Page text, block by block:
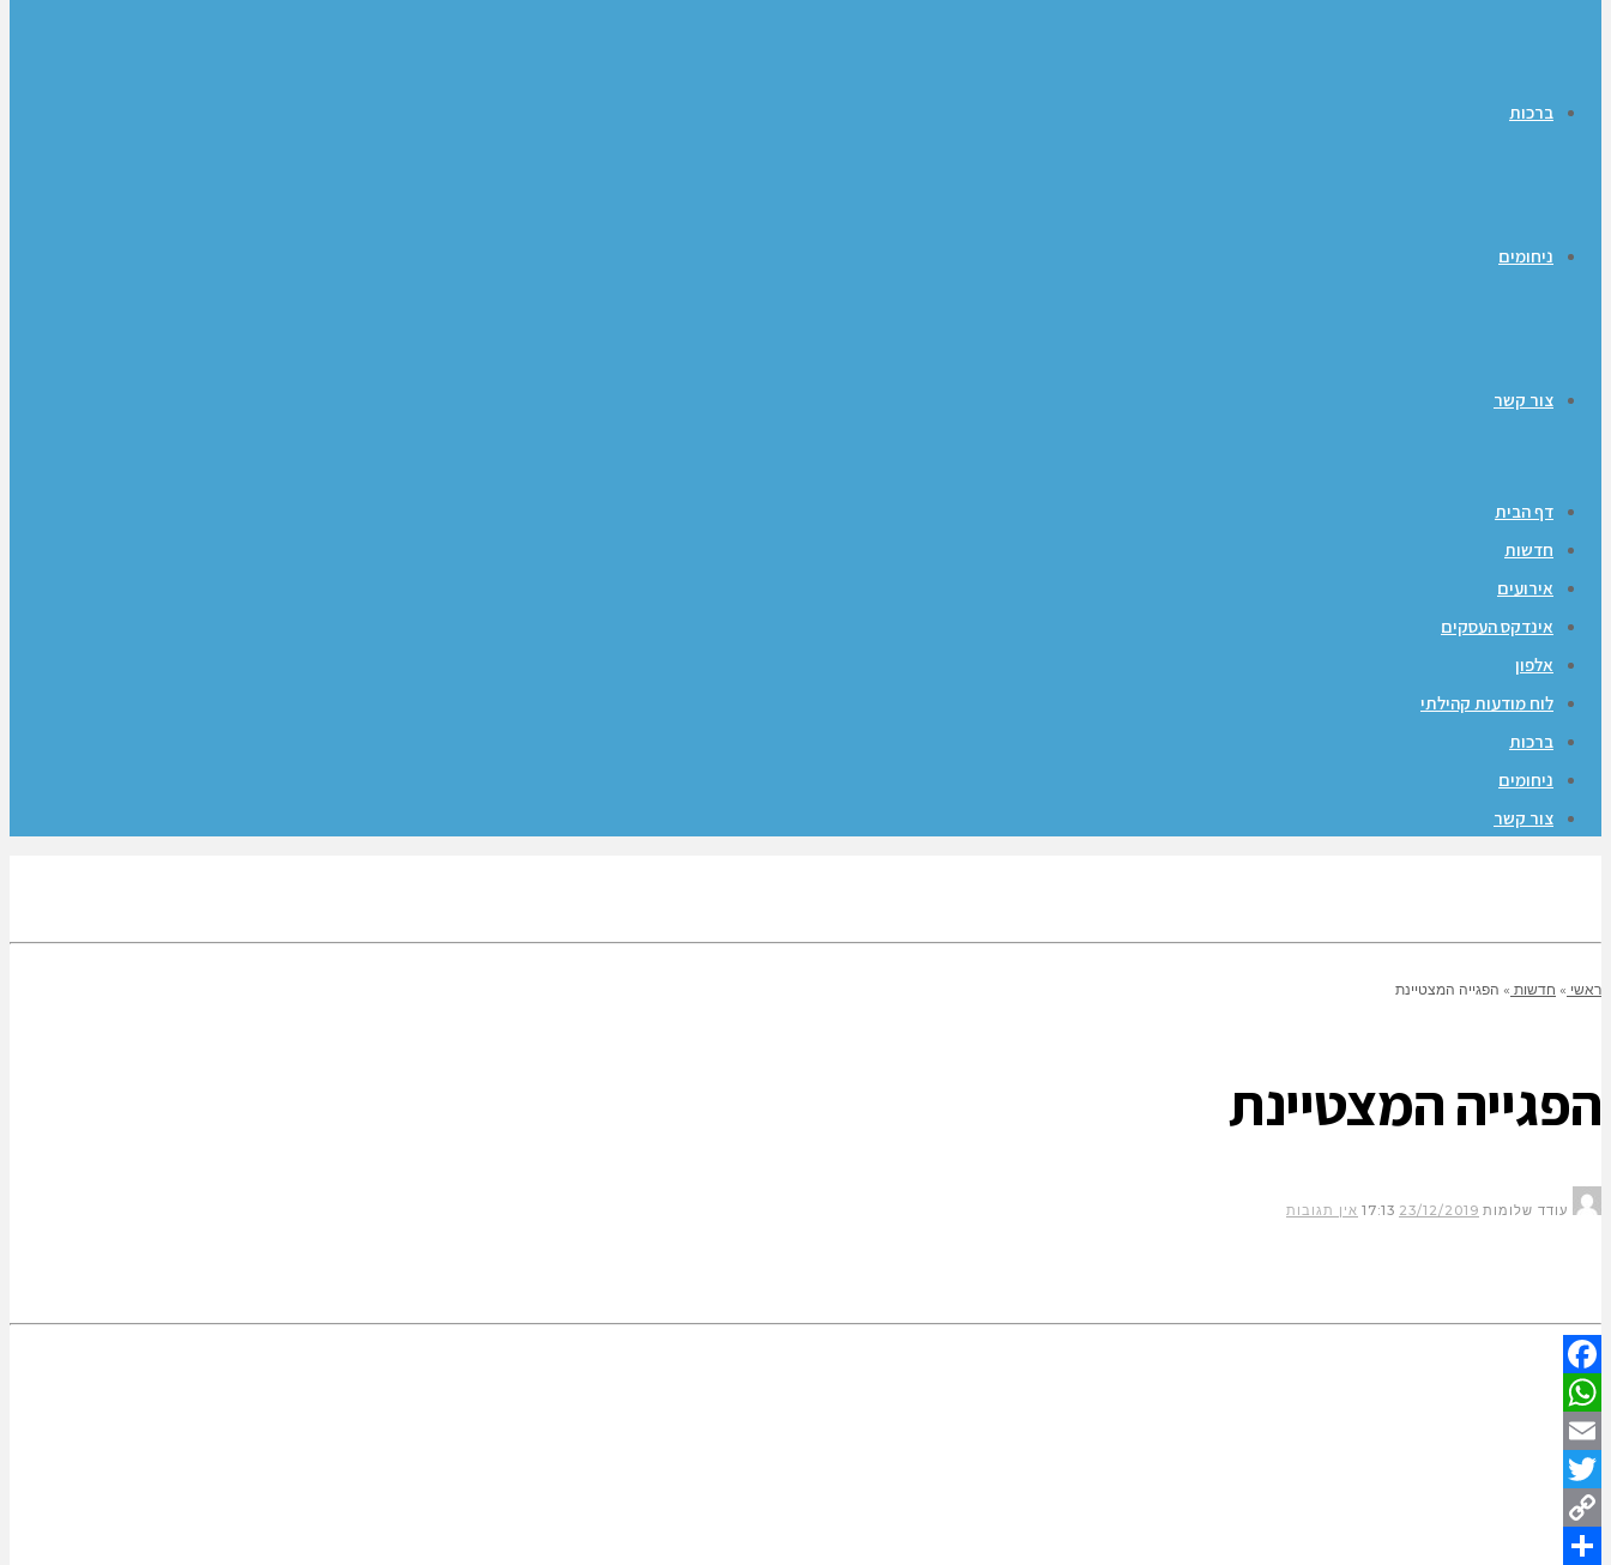
ברכות
ניחומים
צור קשר
דף הבית
חדשות
אירועים
אינדקס העסקים
אלפון
לוח מודעות קהילתי
ברכות
ניחומים
צור קשר
ראשי » חדשות » הפגייה המצטיינת
הפגייה המצטיינת
עודד שלומות 23/12/2019
17:13 אין תגובות
Facebook
WhatsApp
Email
Twitter
Copy